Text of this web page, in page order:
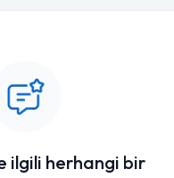
ilgili herhangi bir